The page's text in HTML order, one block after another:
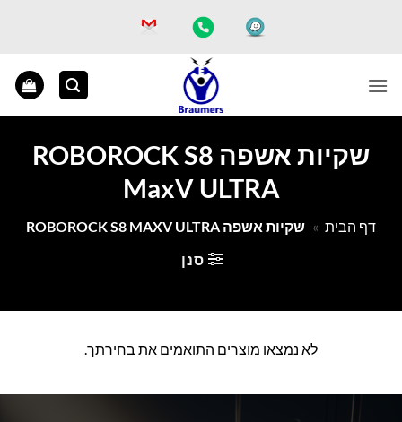
שקיות אשפה ROBOROCK S8
MaxV ULTRA
דף הבית » שקיות אשפה ROBOROCK S8 MAXV ULTRA
סנן
לא נמצאו מוצרים התואמים את בחירתך.